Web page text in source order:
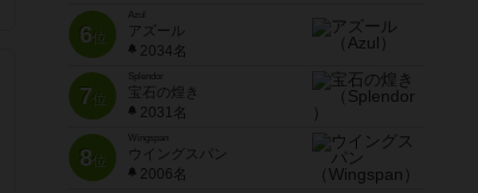
6位
Azul
アズール
2034名
7位
宝石の煌き
2031名
8位
Wingspan
ウイングスパン
2006名